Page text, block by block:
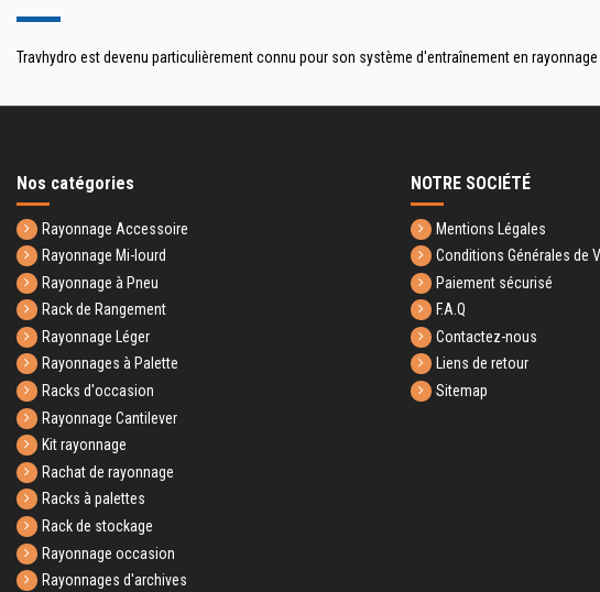
Travhydro est devenu particulièrement connu pour son système d'entraînement en
Nos catégories
Rayonnage Accessoire
Rayonnage Mi-lourd
Rayonnage à Pneu
Rack de Rangement
Rayonnage Léger
Rayonnages à Palette
Racks d'occasion
Rayonnage Cantilever
Kit rayonnage
Rachat de rayonnage
Racks à palettes
Rack de stockage
Rayonnage occasion
Rayonnages d'archives
NOTRE SOCIÉTÉ
Mentions Légales
Conditions Générales de
Paiement sécurisé
F.A.Q
Contactez-nous
Liens de retour
Sitemap